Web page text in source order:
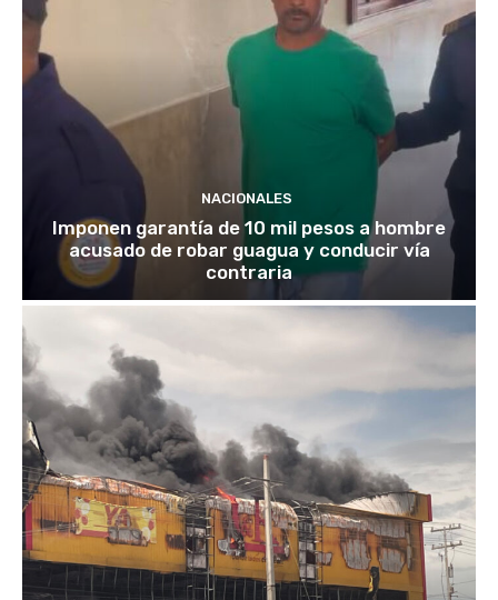
NACIONALES
Imponen garantía de 10 mil pesos a hombre
acusado de robar guagua y conducir vía
contraria